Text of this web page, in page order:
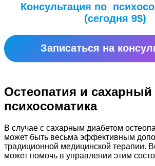
Консультация по
(сегодня 9$)
Записаться на
Остеопатия и сахарный
психосоматика
В случае с сахарным диабетом
может быть весьма эффективным
традиционной медицинской терапии.
может помочь в управлении этим